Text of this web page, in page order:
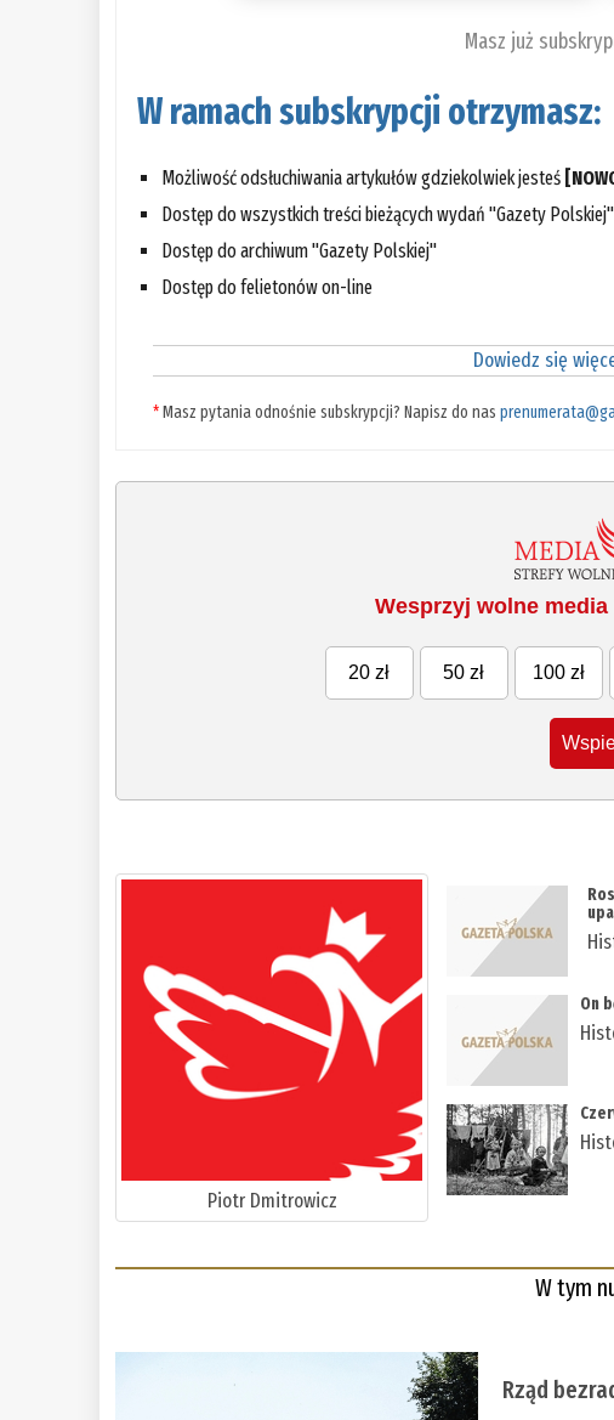
Masz już
W ramach subskrypcji otrzymasz:
Możliwość odsłuchiwania artykułów gdziekolwiek jesteś
Dostęp do wszystkich treści bieżących wydań "Gazety Polskiej"
Dostęp do archiwum "Gazety Polskiej"
Dostęp do felietonów on-line
Dowiedz się
*Masz pytania odnośnie subskrypcji? Napisz do nas
Wesprzyj wolne
20 zł 50 zł 100 zł
Piotr Dmitrowicz
On
W tym
Rząd